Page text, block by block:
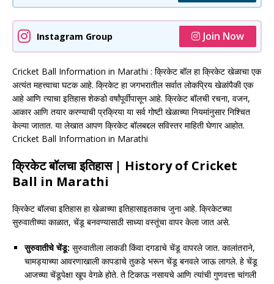
Instagram Group Join Now
Cricket Ball Information in Marathi : क्रिकेट बॉल हा क्रिकेट खेळाचा एक
अत्यंत महत्त्वाचा घटक आहे. क्रिकेट हा जगभरातील सर्वात लोकप्रिय खेळांपैकी एक
आहे आणि त्याचा इतिहास शेकडो वर्षांपूर्वीपासून आहे. क्रिकेट बॉलची रचना, वजन,
आकार आणि तयार करण्याची प्रक्रिया या सर्व गोष्टी खेळाच्या नियमांनुसार निश्चित
केल्या जातात. या लेखात आपण क्रिकेट बॉलबद्दल सविस्तर माहिती घेणार आहोत.
Cricket Ball Information in Marathi
क्रिकेट बॉलचा इतिहास | History of Cricket
Ball in Marathi
क्रिकेट बॉलचा इतिहास हा खेळाच्या इतिहासाइतकाच जुना आहे. क्रिकेटच्या
सुरुवातीच्या काळात, चेंडू बनवण्यासाठी साध्या वस्तूंचा वापर केला जात असे.
सुरुवातीचे चेंडू: सुरुवातीला लाकडी किंवा दगडाचे चेंडू वापरले जात. कालांतराने,
चामड्याच्या आवरणाखाली कापडाचे तुकडे भरून चेंडू बनवले जाऊ लागले. हे चेंडू
आजच्या चेंडूपेक्षा खूप वेगळे होते. ते टिकाऊ नसायचे आणि त्यांची गुणवत्ता चांगली